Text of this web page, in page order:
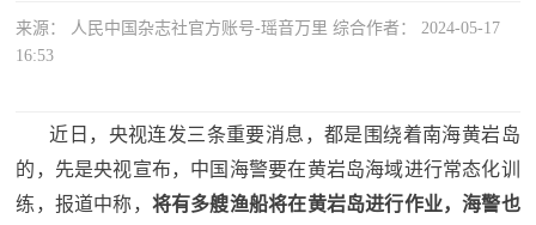
时
要
闻
时
来源： 人民中国杂志社官方账号-瑶音万里 综合作者： 2024-05-17
16:53
近日，央视连发三条重要消息，都是围绕着南海黄岩岛
的，先是央视宣布，中国海警要在黄岩岛海域进行常态化训
练，报道中称， 将有多艘渔船将在黄岩岛进行作业，海警也